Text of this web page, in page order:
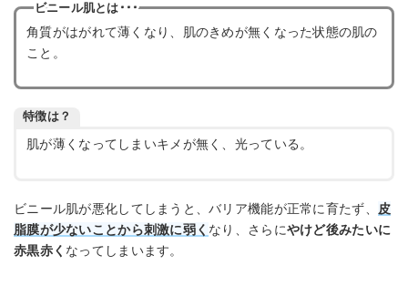
ビニール肌とは･･･
角質がはがれて薄くなり、肌のきめが無くなった状態の肌の
こと。
特徴は？
肌が薄くなってしまいキメが無く、光っている。
ビニール肌が悪化してしまうと、バリア機能が正常に育たず、
皮
脂膜が少ないことから刺激に弱く なり、さらにやけど後みたいに
赤黒赤く なってしまいます。